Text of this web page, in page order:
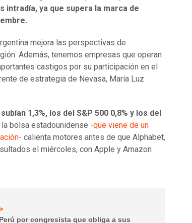
intradía, ya que supera la marca de
mejora las perspectivas de
Además, tenemos empresas que operan
castigos por su participación en el
de estrategia de Nevasa, María Luz
1,3%, los del S&P 500 0,8% y los del
bolsa estadounidense -que viene de un
- calienta motores antes de que Alphabet,
el miércoles, con Apple y Amazon
por congresista que obliga a sus